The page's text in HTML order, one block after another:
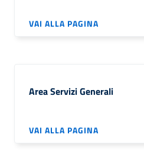
VAI ALLA PAGINA
Area Servizi Generali
VAI ALLA PAGINA